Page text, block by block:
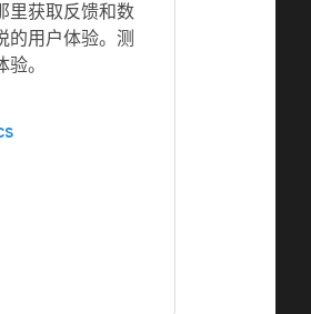
里获取反馈和数
的用户体验。测